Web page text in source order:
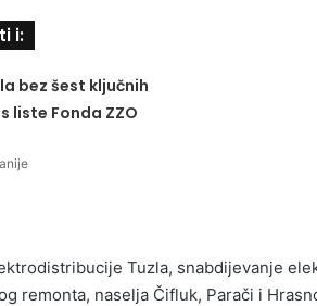
i:
bez šest ključnih
liste Fonda ZZO
Tuzla, snabdijevanje
remonta, naselja Čifluk, Parači i